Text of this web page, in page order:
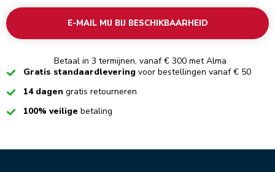
E-MAIL MIJ BIJ BESCHIKBAARHEID
Betaal in 3 termijnen, vanaf € 300 met Alma
CheckedGratis standaardlevering voor bestellingen vanaf € 50
Checked14 dagen gratis retourneren
Checked100% veilige betaling